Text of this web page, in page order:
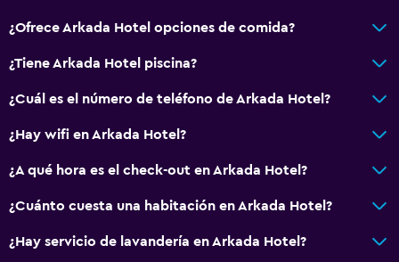
¿Ofrece Arkada Hotel opciones de comida?
¿Tiene Arkada Hotel piscina?
¿Cuál es el número de teléfono de Arkada Hotel?
¿Hay wifi en Arkada Hotel?
¿A qué hora es el check-out en Arkada Hotel?
¿Cuánto cuesta una habitación en Arkada Hotel?
¿Hay servicio de lavandería en Arkada Hotel?